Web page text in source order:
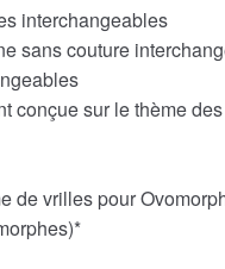
interchangeables
sans couture
conçue sur le thème
de vrilles pour